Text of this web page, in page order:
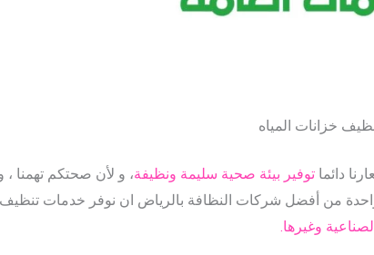
خزانات المياه
دائما توفير بيئة صحية سليمة ونظيفة، و لأن صحتكم تهمنا
من أفضل شركات النظافة بالرياض ان نوفر خدمات تنظيف
وغيرها.